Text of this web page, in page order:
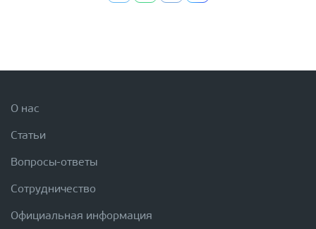
О нас
Статьи
Вопросы-ответы
Сотрудничество
Официальная информация